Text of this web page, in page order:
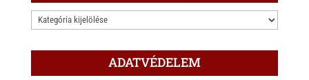
KATEGÓRIÁK
ADATVÉDELEM